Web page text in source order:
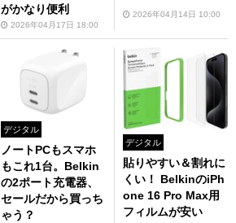
がかなり便利
2026年04月17日 18:00
2026年04月14日 10:00
デジタル
ノートPCもスマホ
もこれ1台。Belkin
の2ポート充電器、
セールだから買っち
ゃう？
デジタル
貼りやすい＆割れに
くい！ BelkinのiPh
one 16 Pro Max用
フィルムが安い